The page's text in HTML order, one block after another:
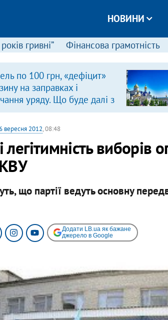
НОВИНИ
гривні” Фінансова грамотність
по 100 грн, «дефіцит»
на заправках і
уряду. Що буде далі з
на пальне?
вересня 2012, 08:48
виборів
що партії ведуть основну
Додати LB.ua як бажане
джерело в Google